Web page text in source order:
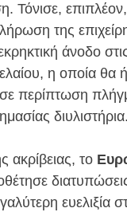
Τόνισε, επιπλέον,
της
άνοδο
η οποία θα
περίπτωση
διυλιστήρια.
ακρίβειας, το
ευελιξία